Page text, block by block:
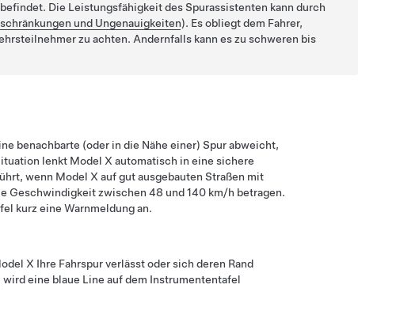
Die Leistungsfähigkeit des Spurassistenten kann durch
und Ungenauigkeiten). Es obliegt dem Fahrer,
zu achten. Andernfalls kann es zu schweren bis
benachbarte (oder in die Nähe einer) Spur abweicht,
lenkt Model X automatisch in eine sichere
wenn Model X auf gut ausgebauten Straßen mit
Geschwindigkeit zwischen 48 und 140 km/h betragen.
kurz eine Warnmeldung an.
X Ihre Fahrspur verlässt oder sich deren Rand
eine blaue Line auf dem Instrumententafel